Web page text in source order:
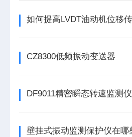
CZ8300低频振动变送器
DF9011精密瞬态转速监测仪